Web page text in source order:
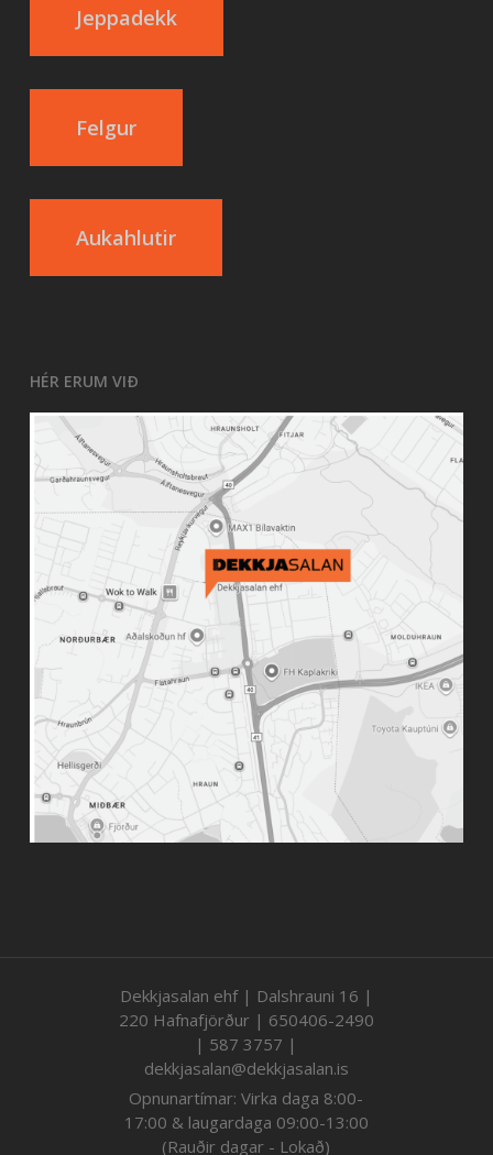
Jeppadekk
Felgur
Aukahlutir
HÉR ERUM VIÐ
Dekkjasalan ehf | Dalshrauni 16 |
220 Hafnafjörður | 650406-2490
| 587 3757 |
dekkjasalan@dekkjasalan.is
Opnunartímar: Virka daga 8:00-
17:00 & laugardaga 09:00-13:00
(Rauðir dagar - Lokað)